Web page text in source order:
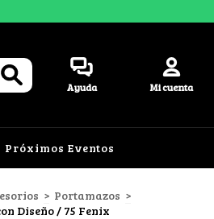
Ayuda Mi cuenta
Próximos Eventos
> Portamazos >
Diseño / 75 Fenix